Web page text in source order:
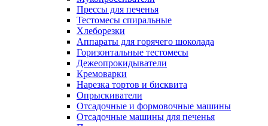
Прессы для печенья
Тестомесы спиральные
Хлеборезки
Аппараты для горячего шоколада
Горизонтальные тестомесы
Дежеопрокидыватели
Кремоварки
Нарезка тортов и бисквита
Опрыскиватели
Отсадочные и формовочные машины
Отсадочные машины для печенья